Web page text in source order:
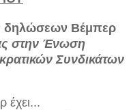
δηλώσεων Βέμπερ
στην Ένωση
Συνδικάτων